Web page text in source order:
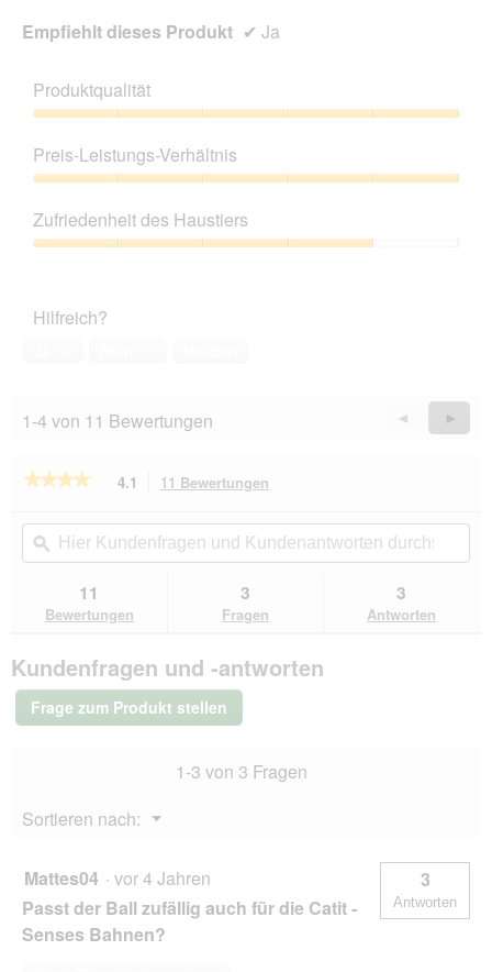
Empfiehlt dieses Produkt ✔ Ja
Produktqualität
5
von
5
Preis-Leistungs-Verhältnis
Leistungs-
Verhältnis,
5
Zufriedenheit des Haustiers
4
Hilfreich?
1-4 von 11 Bewertungen
Zurück
Reviews
◄
Weiter
►
★★★★★
★★★★★
5
lesen
AniOne
Stück
4.1 11 Bewertungen
Aktion
navigierst
du
Hier
Kundenfragen
und
Kundenantworten
durchsuchen
ϙ
11
Bewertungen
3
Fragen
3
Antworten
Kundenfragen und -antworten
Frage zum Produkt stellen
1-3 von 3 Fragen
Sortieren nach:
▼
Menü
Mattes04 · vor 4 Jahren
Passt der Ball zufällig auch für die Catit -
Senses Bahnen?
3
Antworten